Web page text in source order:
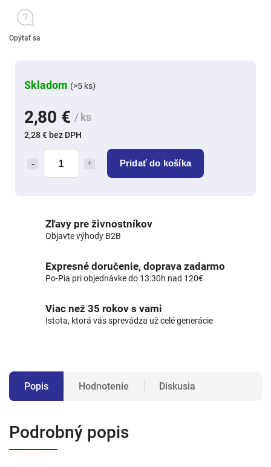
2,80 € / ks
2,28 € bez DPH
Pridať do košíka
Skladom (>5 ks)
Opýtať sa
Zľavy pre živnostníkov
Objavte výhody B2B
Expresné doručenie, doprava zadarmo
Po-Pia pri objednávke do 13:30h nad 120€
Viac než 35 rokov s vami
Istota, ktorá vás sprevádza už celé generácie
Popis Hodnotenie Diskusia
Podrobný popis